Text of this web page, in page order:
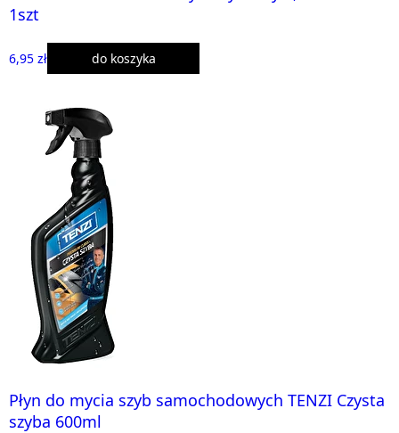
1szt
6,95 zł do koszyka
Płyn do mycia szyb samochodowych TENZI Czysta
szyba 600ml